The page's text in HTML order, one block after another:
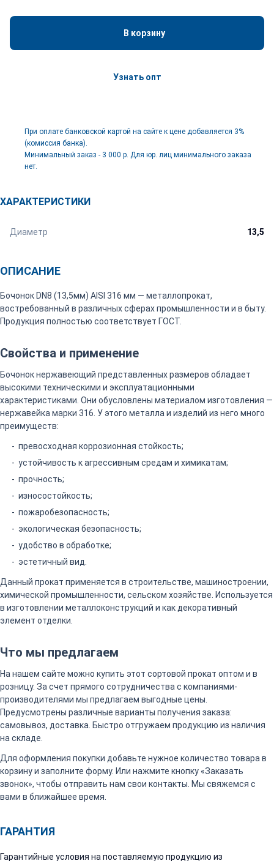
В корзину
Узнать опт
При оплате банковской картой на сайте к цене добавляется 3%
(комиссия банка).
Минимальный заказ - 3 000 р. Для юр. лиц минимального заказа
нет.
ХАРАКТЕРИСТИКИ
Диаметр 13,5
ОПИСАНИЕ
Бочонок DN8 (13,5мм) AISI 316 мм — металлопрокат,
востребованный в различных сферах промышленности и в быту.
Продукция полностью соответствует ГОСТ.
Свойства и применение
Бочонок нержавеющий представленных размеров обладает
высокими техническими и эксплуатационными
характеристиками. Они обусловлены материалом изготовления —
нержавейка марки 316. У этого металла и изделий из него много
преимуществ:
превосходная коррозионная стойкость;
устойчивость к агрессивным средам и химикатам;
прочность;
износостойкость;
пожаробезопасность;
экологическая безопасность;
удобство в обработке;
эстетичный вид.
Данный прокат применяется в строительстве, машиностроении,
химической промышленности, сельском хозяйстве. Используется
в изготовлении металлоконструкций и как декоративный
элемент отделки.
Что мы предлагаем
На нашем сайте можно купить этот сортовой прокат оптом и в
розницу. За счет прямого сотрудничества с компаниями-
производителями мы предлагаем выгодные цены.
Предусмотрены различные варианты получения заказа:
самовывоз, доставка. Быстро отгружаем продукцию из наличия
на складе.
Для оформления покупки добавьте нужное количество товара в
корзину и заполните форму. Или нажмите кнопку «Заказать
звонок», чтобы отправить нам свои контакты. Мы свяжемся с
вами в ближайшее время.
ГАРАНТИЯ
Гарантийные условия на поставляемую продукцию из